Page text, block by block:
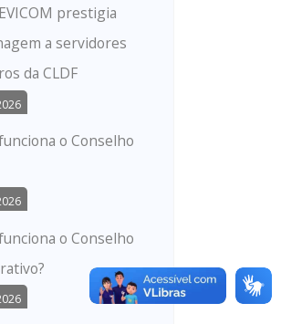
prestigia
a servidores
da CLDF
o Conselho
o Conselho